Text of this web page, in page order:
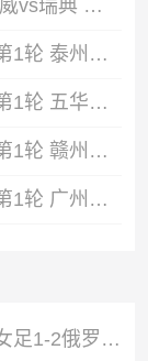
2026年06月02日 足球友谊赛 挪威vs瑞典 全场录像
2026年06月01日 中冠英德赛区第1轮 泰州早茶黑马 VS 中国澳门U23 全场录像
2026年06月01日 中冠英德赛区第1轮 五华华京 VS 广州联增城澳体 全场录像
2026年06月01日 中冠英德赛区第1轮 赣州红星 VS 盐城东台安贝斯 全场录像
2026年06月01日 中冠英德赛区第1轮 广州黄埔志诚 VS 广东晨星创尔特 全场录像
2026年06月03日 遭绝杀！中国女足1-2俄罗斯女足 王霜世界波难救主对手86分钟破门